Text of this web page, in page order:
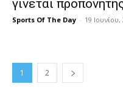
γίνεται
Sports Of The Day - 19 Ιουνίου,
1 2